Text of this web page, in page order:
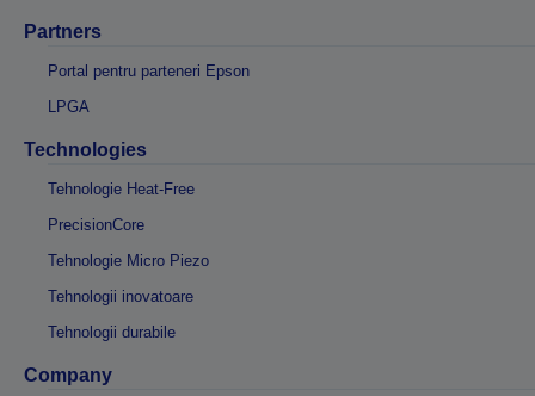
Partners
Portal pentru parteneri Epson
LPGA
Technologies
Tehnologie Heat-Free
PrecisionCore
Tehnologie Micro Piezo
Tehnologii inovatoare
Tehnologii durabile
Company